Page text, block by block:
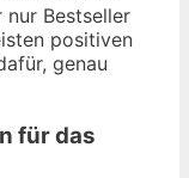
Bestseller
positiven
genau
für das